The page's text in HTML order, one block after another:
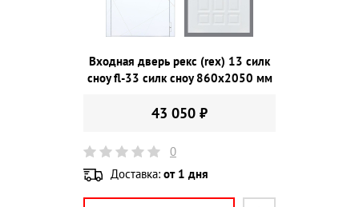
Входная дверь рекс (rex) 13 силк
сноу fl-33 силк сноу 860х2050 мм
43 050 ₽
0
Доставка: от 1 дня